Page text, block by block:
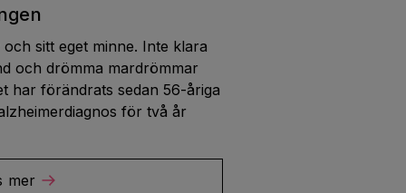
sitt eget minne. Inte klara
och drömma mardrömmar
har förändrats sedan 56-åriga
för två år
mer